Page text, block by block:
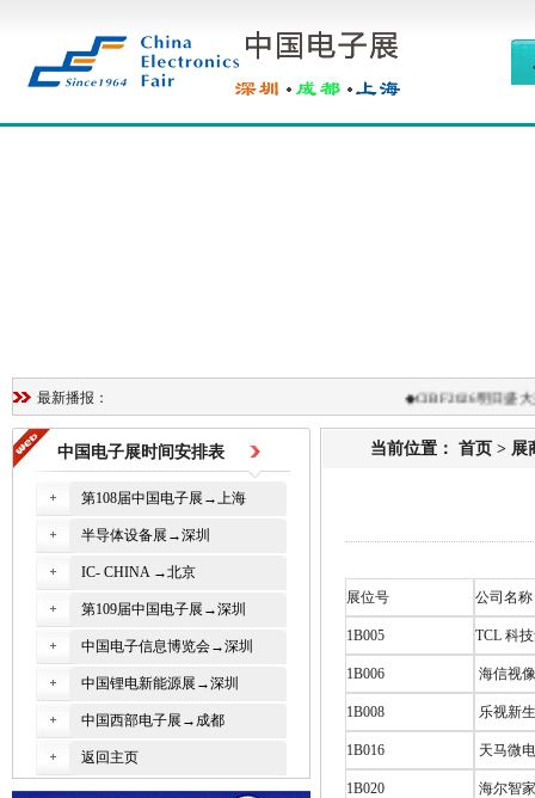
最新播报： CIBF2026明日盛大开
中国电子展时间安排表
第108届中国电子展→上海
半导体设备展→深圳
IC- CHINA →北京
第109届中国电子展→深圳
中国电子信息博览会→深圳
中国锂电新能源展→深圳
中国西部电子展→成都
返回主页
当前位置： 首页 > 展
展位号 公司名称
1B005 TCL 科
1B006 海信视
1B008 乐视新
1B016 天马微
1B020 海尔智